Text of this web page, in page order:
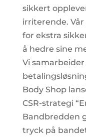
sikkert
irriterende.
for ekstra
å hedre sine
Vi
Body Shop
CSR-strategi
Bandbredden
tryck på